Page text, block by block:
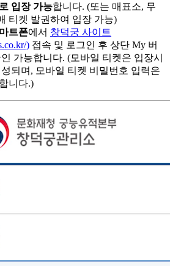
입장 가능합니다. (또는 매표소, 무
티켓 발권하여 입장 가능)
트폰에서 창덕궁 사이트
) 접속 및 로그인 후 상단 My 버
가능합니다. (모바일 티켓은 입장시
되며, 모바일 티켓 비밀번호 입력은
니다.)